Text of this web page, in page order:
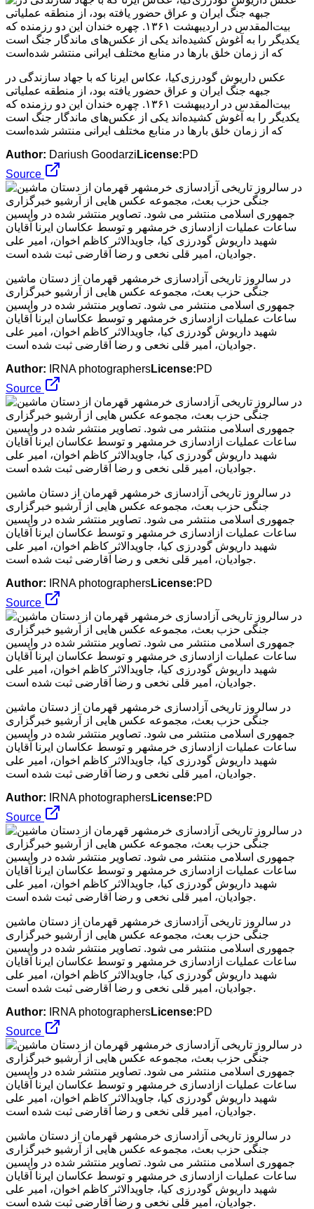
عکس داریوش گودرزی‌کیا، عکاس ایرنا که با جهاد سازندگی در
جبهه جنگ ایران و عراق حضور یافته بود، از منطقه عملیاتی
بیت‌المقدس در اردیبهشت ۱۳۶۱. چهره خندان این دو رزمنده که
یکدیگر را به آغوش کشیده‌اند یکی از عکس‌های ماندگار جنگ است
که از زمان خلق بارها در منابع مختلف ایرانی منتشر شده‌است
Author: Dariush Goodarzi License:PD
Source
در سالروز تاریخی آزادسازی خرمشهر قهرمان از دستان ماشین
جنگی حزب بعث، مجموعه عکس هایی از آرشیو خبرگزاری
جمهوری اسلامی منتشر می شود. تصاویر منتشر شده در واپسین
ساعات عملیات ازادسازی خرمشهر و توسط عکاسان ایرنا آقایان
شهید داریوش گودرزی کیا، جاویدالاثر کاظم اخوان، امیر علی
جوادیان، امیر قلی نخعی و رضا آقارضی ثبت شده است.
Author:
IRNA photographersLicense:PD
Source
در سالروز تاریخی آزادسازی خرمشهر قهرمان از دستان ماشین
جنگی حزب بعث، مجموعه عکس هایی از آرشیو خبرگزاری
جمهوری اسلامی منتشر می شود. تصاویر منتشر شده در واپسین
ساعات عملیات ازادسازی خرمشهر و توسط عکاسان ایرنا آقایان
شهید داریوش گودرزی کیا، جاویدالاثر کاظم اخوان، امیر علی
جوادیان، امیر قلی نخعی و رضا آقارضی ثبت شده است.
Author:
IRNA photographersLicense:PD
Source
در سالروز تاریخی آزادسازی خرمشهر قهرمان از دستان ماشین
جنگی حزب بعث، مجموعه عکس هایی از آرشیو خبرگزاری
جمهوری اسلامی منتشر می شود. تصاویر منتشر شده در واپسین
ساعات عملیات ازادسازی خرمشهر و توسط عکاسان ایرنا آقایان
شهید داریوش گودرزی کیا، جاویدالاثر کاظم اخوان، امیر علی
جوادیان، امیر قلی نخعی و رضا آقارضی ثبت شده است.
Author:
IRNA photographersLicense:PD
Source
در سالروز تاریخی آزادسازی خرمشهر قهرمان از دستان ماشین
جنگی حزب بعث، مجموعه عکس هایی از آرشیو خبرگزاری
جمهوری اسلامی منتشر می شود. تصاویر منتشر شده در واپسین
ساعات عملیات ازادسازی خرمشهر و توسط عکاسان ایرنا آقایان
شهید داریوش گودرزی کیا، جاویدالاثر کاظم اخوان، امیر علی
جوادیان، امیر قلی نخعی و رضا آقارضی ثبت شده است.
Author:
IRNA photographersLicense:PD
Source
در سالروز تاریخی آزادسازی خرمشهر قهرمان از دستان ماشین
جنگی حزب بعث، مجموعه عکس هایی از آرشیو خبرگزاری
جمهوری اسلامی منتشر می شود. تصاویر منتشر شده در واپسین
ساعات عملیات ازادسازی خرمشهر و توسط عکاسان ایرنا آقایان
شهید داریوش گودرزی کیا، جاویدالاثر کاظم اخوان، امیر علی
جوادیان، امیر قلی نخعی و رضا آقارضی ثبت شده است.